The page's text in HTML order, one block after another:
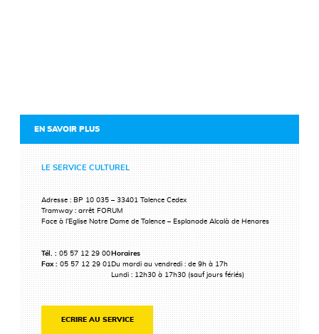
EN SAVOIR PLUS
LE SERVICE CULTUREL
Adresse : BP 10 035 – 33401 Talence Cedex
Tramway : arrêt FORUM
Face à l’Eglise Notre Dame de Talence – Esplanade Alcalà de Henares
Tél. :05 57 12 29 00
Fax : 05 57 12 29 01
Horaires
Du mardi au vendredi : de 9h à 17h
Lundi : 12h30 à 17h30 (sauf jours fériés)
ECRIRE AU SERVICE